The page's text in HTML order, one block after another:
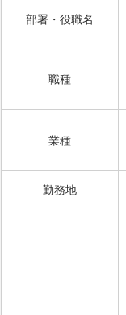
部署・役職名
職種
業種
勤務地